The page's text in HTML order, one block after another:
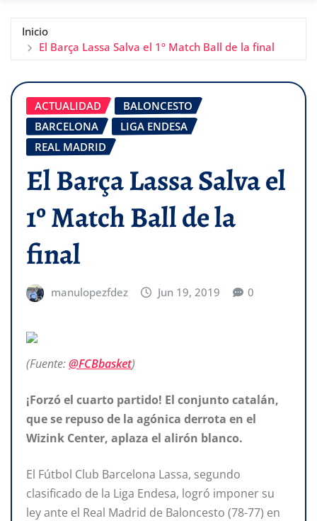
Inicio
El Barça Lassa Salva el 1º Match Ball de la final
ACTUALIDAD
BALONCESTO
BARCELONA
LIGA ENDESA
REAL MADRID
El Barça Lassa Salva el
1º Match Ball de la
final
manulopezfdez Jun 19, 2019 0
(Fuente:@FCBbasket)
¡Forzó el cuarto partido! El conjunto catalán,
que se repuso de la agónica derrota en el
Wizink Center, aplaza el alirón blanco.
El Fútbol Club Barcelona Lassa, segundo
clasificado de la Liga Endesa, logró imponer su
ley ante el Real Madrid de Baloncesto (78-77) en